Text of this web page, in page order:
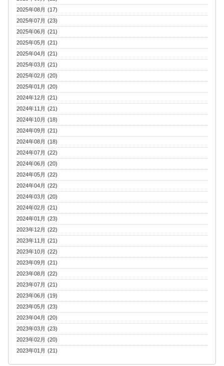
2025年08月 (17)
2025年07月 (23)
2025年06月 (21)
2025年05月 (21)
2025年04月 (21)
2025年03月 (21)
2025年02月 (20)
2025年01月 (20)
2024年12月 (21)
2024年11月 (21)
2024年10月 (18)
2024年09月 (21)
2024年08月 (18)
2024年07月 (22)
2024年06月 (20)
2024年05月 (22)
2024年04月 (22)
2024年03月 (20)
2024年02月 (21)
2024年01月 (23)
2023年12月 (22)
2023年11月 (21)
2023年10月 (22)
2023年09月 (21)
2023年08月 (22)
2023年07月 (21)
2023年06月 (19)
2023年05月 (23)
2023年04月 (20)
2023年03月 (23)
2023年02月 (20)
2023年01月 (21)